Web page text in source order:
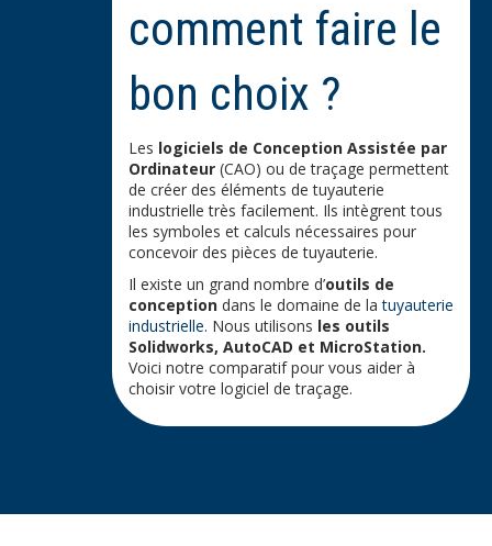
comment faire le
bon choix ?
Les logiciels de Conception Assistée par
Ordinateur(CAO) ou de traçage permettent
de créer des éléments de tuyauterie
industrielle très facilement. Ils intègrent tous
les symboles et calculs nécessaires pour
concevoir des pièces de tuyauterie.
Il existe un grand nombre d’outils de
conceptiondans le domaine de latuyauterie
industrielle. Nous utilisons les outils
Solidworks, AutoCAD et MicroStation.
Voici notre comparatif pour vous aider à
choisir votre logiciel de traçage.